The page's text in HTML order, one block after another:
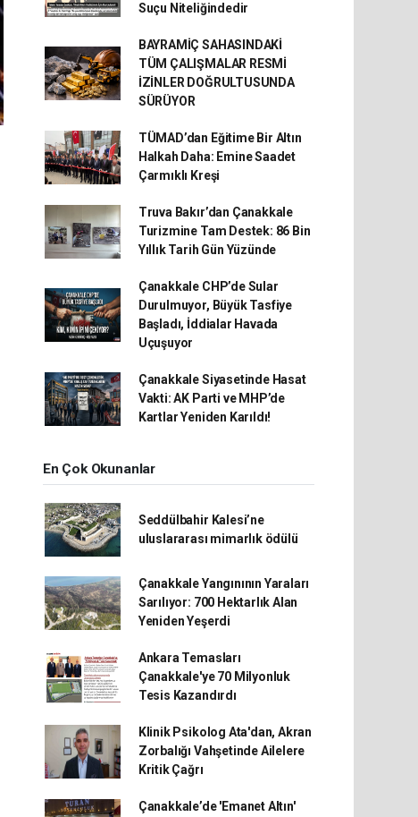
Suçu Niteliğindedir
BAYRAMİÇ SAHASINDAKİ
TÜM ÇALIŞMALAR RESMİ
İZİNLER DOĞRULTUSUNDA
SÜRÜYOR
TÜMAD’dan Eğitime Bir Altın
Halkah Daha: Emine Saadet
Çarmıklı Kreşi
Truva Bakır’dan Çanakkale
Turizmine Tam Destek: 86 Bin
Yıllık Tarih Gün Yüzünde
Çanakkale CHP’de Sular
Durulmuyor, Büyük Tasfiye
Başladı, İddialar Havada
Uçuşuyor
Çanakkale Siyasetinde Hasat
Vakti: AK Parti ve MHP’de
Kartlar Yeniden Karıldı!
En Çok Okunanlar
Seddülbahir Kalesi’ne
uluslararası mimarlık ödülü
Çanakkale Yangınının Yaraları
Sarılıyor: 700 Hektarlık Alan
Yeniden Yeşerdi
Ankara Temasları
Çanakkale'ye 70 Milyonluk
Tesis Kazandırdı
Klinik Psikolog Ata'dan, Akran
Zorbalığı Vahşetinde Ailelere
Kritik Çağrı
Çanakkale’de 'Emanet Altın'